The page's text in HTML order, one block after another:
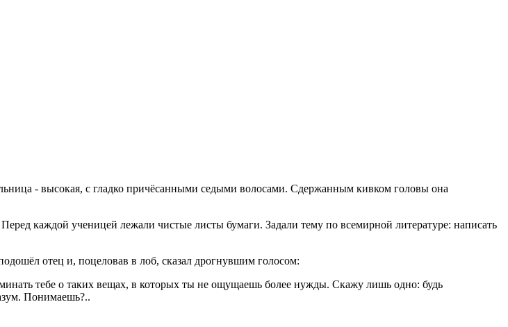
- высокая, с гладко причёсанными седыми волосами. Сдержанным кивком головы она
каждой ученицей лежали чистые листы бумаги. Задали тему по всемирной литературе: написать
отец и, поцеловав в лоб, сказал дрогнувшим голосом:
тебе о таких вещах, в которых ты не ощущаешь более нужды. Скажу лишь одно: будь
Понимаешь?..